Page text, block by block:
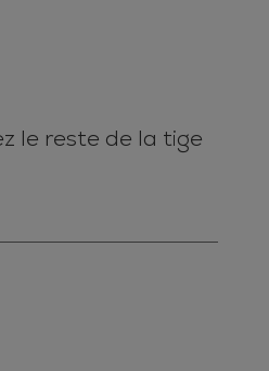
le reste de la tige